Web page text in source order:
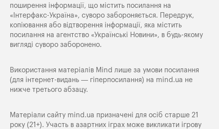
поширення iнформацiї, що мiстить посилання на
«Iнтерфакс-Україна», суворо забороняється. Передрук,
копіювання або відтворення інформації, яка містить
посилання на агентство «Українські Новини», в будь-якому
вигляді суворо заборонено.
Використання матеріалів Mind лише за умови посилання
(для інтернет-видань — гіперпосилання) на mind.ua не
нижче третього абзацу.
Матеріали сайту mind.ua призначені для осіб старше 21
року (21+). Участь в азартних іграх може викликати ігрову